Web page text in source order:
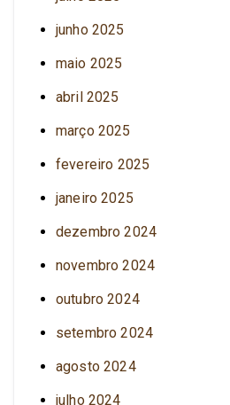
junho 2025
maio 2025
abril 2025
março 2025
fevereiro 2025
janeiro 2025
dezembro 2024
novembro 2024
outubro 2024
setembro 2024
agosto 2024
julho 2024